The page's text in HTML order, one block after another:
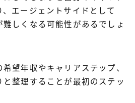
、エージェントサイドとして
しくなる可能性があるでしょ
望年収やキャリアステップ、
整理することが最初のステッ